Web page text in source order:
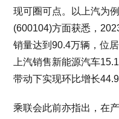
现可圈可点。以上汽为
(600104)方面获悉，
销量达到90.4万辆，位
上汽销售新能源汽车
带动下实现环比增长
乘联会此前亦指出，在